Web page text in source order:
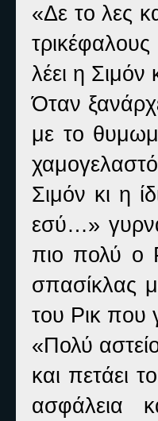
«Δε το λες
λέει η Σιμόν
Όταν
με το
Σιμόν κι η
εσύ…»
πιο πολύ ο
σπασίκλας
του Ρικ που
«Πολύ
και πετάει
ασφάλεια